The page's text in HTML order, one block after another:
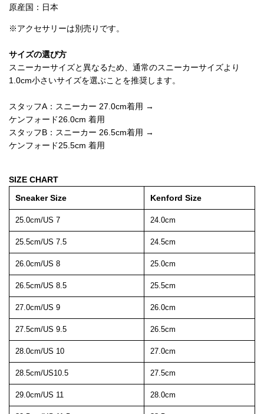
原産国：日本
※アクセサリーは別売りです。
サイズの選び方
スニーカーサイズと異なるため、通常のスニーカーサイズより
1.0cm小さいサイズを選ぶことを推奨します。
スタッフA：スニーカー 27.0cm着用 →
ケンフォード26.0cm 着用
スタッフB：スニーカー 26.5cm着用 →
ケンフォード25.5cm 着用
SIZE CHART
Sneaker Size
Kenford Size
25.0cm/US 7 24.0cm
25.5cm/US 7.5 24.5cm
26.0cm/US 8 25.0cm
26.5cm/US 8.5 25.5cm
27.0cm/US 9 26.0cm
27.5cm/US 9.5 26.5cm
28.0cm/US 10 27.0cm
28.5cm/US10.5 27.5cm
29.0cm/US 11 28.0cm